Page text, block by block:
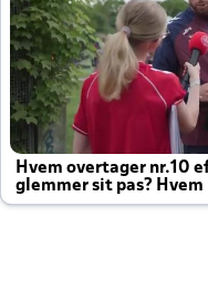
Hvem overtager nr.10
glemmer sit pas?
altid til efter kampe?